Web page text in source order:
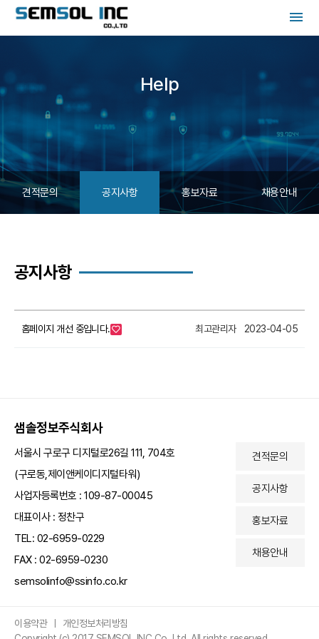
menu
견적문의 공지사항 홍보자료 채용안내
Help
공지사항
홈페이지 개선 중입니다. 최고관리자 2023-04-05
샘솔정보주식회사
서울시 구로구 디지털로26길 111, 704호
(구로동,제이앤케이디지털타워)
사업자등록번호 : 109-87-00045
대표이사 : 정찬구
TEL: 02-6959-0229
FAX : 02-6959-0230
semsolinfo@ssinfo.co.kr
견적문의
공지사항
홍보자료
채용안내
이용약관
개인정보처리방침